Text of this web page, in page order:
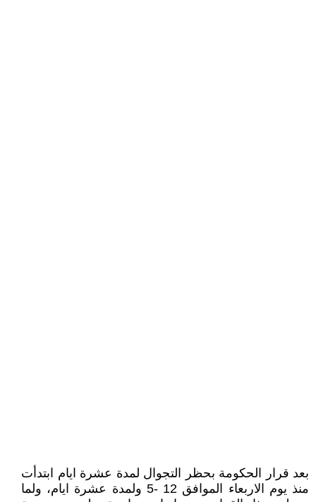
بعد قرار الحكومة بحظر التجوال لمدة عشرة ايام ابتدأت
منذ يوم الاربعاء الموافق 12 -5 ولمدة عشرة ايام، ولما